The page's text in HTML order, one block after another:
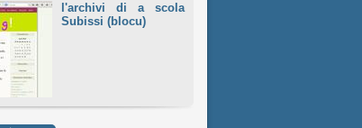
l'archivi di a scola
Subissi (blocu)